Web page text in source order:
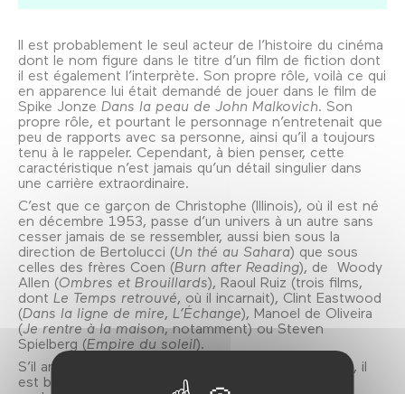
Il est probablement le seul acteur de l’histoire du cinéma
dont le nom figure dans le titre d’un film de fiction dont
il est également l’interprète. Son propre rôle, voilà ce qui
en apparence lui était demandé de jouer dans le film de
Spike Jonze Dans la peau de John Malkovich. Son
propre rôle, et pourtant le personnage n’entretenait que
peu de rapports avec sa personne, ainsi qu’il a toujours
tenu à le rappeler. Cependant, à bien penser, cette
caractéristique n’est jamais qu’un détail singulier dans
une carrière extraordinaire.
C’est que ce garçon de Christophe (Illinois), où il est né
en décembre 1953, passe d’un univers à un autre sans
cesser jamais de se ressembler, aussi bien sous la
direction de Bertolucci (Un thé au Sahara) que sous
celles des frères Coen (Burn after Reading), de Woody
Allen (Ombres et Brouillards), Raoul Ruiz (trois films,
dont Le Temps retrouvé, où il incarnait), Clint Eastwood
(Dans la ligne de mire, L’Échange), Manoel de Oliveira
(Je rentre à la maison, notamment) ou Steven
Spielberg (Empire du soleil).
S’il arrive qu’on le prenne pour un acteur britannique, il
est bien américain, d’origine croate par son père et